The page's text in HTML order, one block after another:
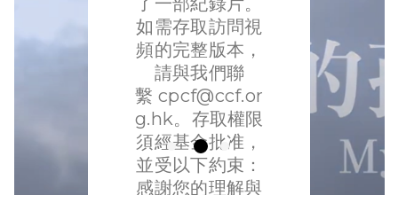
以至所有家庭成
員的身、心、
社、靈的需要，
提升整個家庭的
生活質素。歡迎
您收看由兒童紓
緩服務基金專業
服務經理 – 林姑
娘Molin，早前
如需存取訪問視
頻的完整版本，
請與我們聯
繫 cpcf@ccf.or
g.hk。存取權限
須經基金批准，
並受以下約束：
感謝您的理解與
CPCF
Apr 10,
2021
1 Min Read